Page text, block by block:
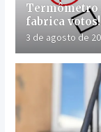
Termômetro
fabrica votos!
3 de agosto de